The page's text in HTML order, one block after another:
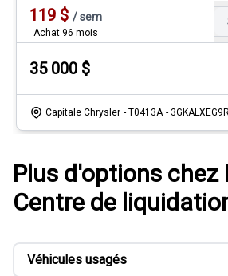
119 $ /sem
Achat 96 mois
35 000 $
Capitale Chrysler - T0413A -
Plus d'options chez
Centre de
Véhicules usagés